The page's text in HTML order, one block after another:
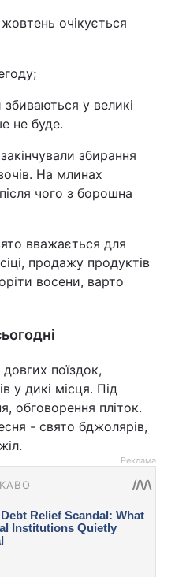
очікується
у великі
не буде.
збирання
На млинах
чого з борошна
вважається для
продажу продуктів
восени, варто
поїздок,
у дикі місця. Під
обговорення пліток.
- свято бджолярів,
Реклама